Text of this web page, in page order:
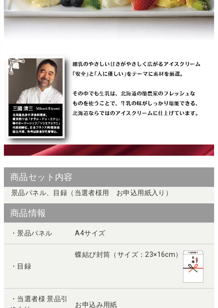
商品セット内容
景品パネル、目録（当選者様用 お申込用紙入り）
商品情報
・景品パネル A4サイズ
・目録
蝶結び封筒（サイズ：23×16cm）
・当選者様 景品引
お申込み用紙